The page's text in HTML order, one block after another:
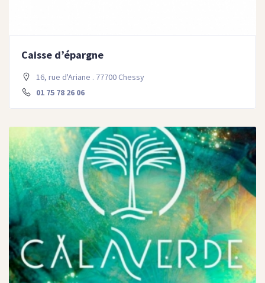
Caisse d’épargne
16, rue d'Ariane . 77700 Chessy
01 75 78 26 06